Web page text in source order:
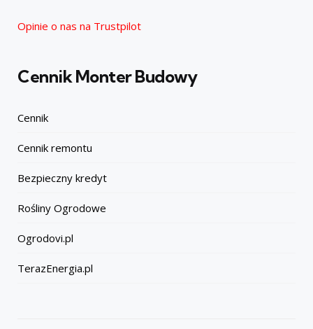
Opinie o nas na Trustpilot
Cennik Monter Budowy
Cennik
Cennik remontu
Bezpieczny kredyt
Rośliny Ogrodowe
Ogrodovi.pl
TerazEnergia.pl